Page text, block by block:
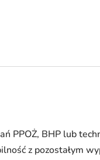
PPOŻ, BHP lub
z pozostałym